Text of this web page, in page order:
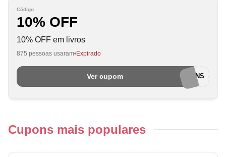
Código
10% OFF
10% OFF em livros
875 pessoas usaram Expirado
Ver cupom EUAMOCUPONS
Cupons mais populares